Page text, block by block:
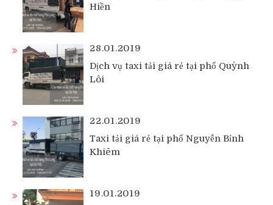
Hiền
28.01.2019
Dịch vụ taxi tải giá rẻ tại phố Quỳnh
Lôi
22.01.2019
Taxi tải giá rẻ tại phố Nguyễn Bỉnh
Khiêm
19.01.2019